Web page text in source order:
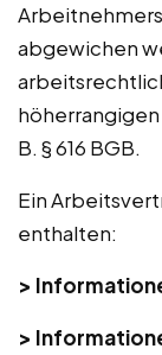
abgewichen
B. § 616 BGB.
Ein
enthalten:
>
>